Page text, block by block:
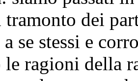
dei
se stessi e
ragioni della